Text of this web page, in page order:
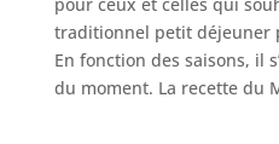
pour ceux et celles qui
traditionnel petit déjeuner
En fonction des saisons, il
du moment. La recette du